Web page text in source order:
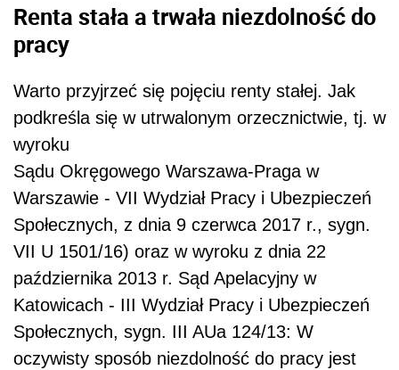
Renta stała a trwała niezdolność do
pracy
Warto przyjrzeć się pojęciu renty stałej. Jak
podkreśla się w utrwalonym orzecznictwie, tj. w
wyroku
Sądu Okręgowego Warszawa-Praga w
Warszawie - VII Wydział Pracy i Ubezpieczeń
Społecznych, z dnia 9 czerwca 2017 r., sygn.
VII U 1501/16) oraz w wyroku z dnia 22
października 2013 r. Sąd Apelacyjny w
Katowicach - III Wydział Pracy i Ubezpieczeń
Społecznych, sygn. III AUa 124/13: W
oczywisty sposób niezdolność do pracy jest